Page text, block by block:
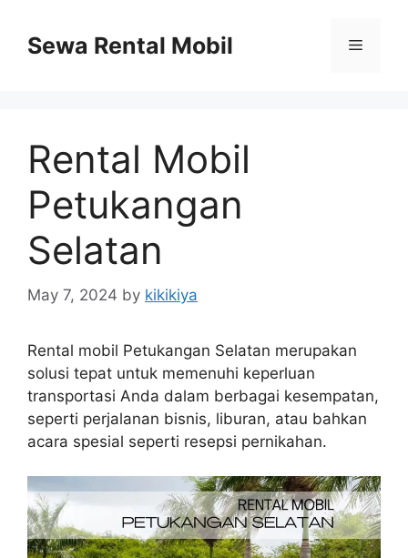
contentSewa Rental Mobil Menu
Rental Mobil
Petukangan
Selatan
May 7, 2024 by kikikiya
Rental mobil Petukangan Selatan merupakan
solusi tepat untuk memenuhi keperluan
transportasi Anda dalam berbagai kesempatan,
seperti perjalanan bisnis, liburan, atau bahkan
acara spesial seperti resepsi pernikahan.